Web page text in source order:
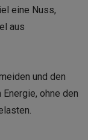
eine Nuss,
aus
und den
ohne den